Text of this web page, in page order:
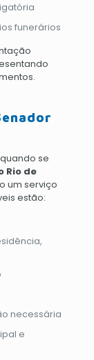
funerários
se
Rio de
um serviço
estão:
necessária
e